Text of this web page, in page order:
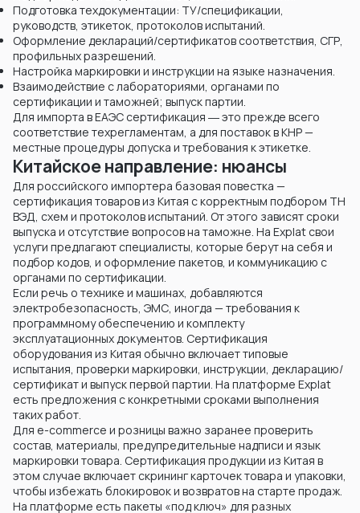
Подготовка техдокументации: ТУ/спецификации,
руководств, этикеток, протоколов испытаний.
Оформление деклараций/сертификатов соответствия, СГР,
профильных разрешений.
Настройка маркировки и инструкции на языке назначения.
Взаимодействие с лабораториями, органами по
сертификации и таможней; выпуск партии.
Для импорта в ЕАЭС сертификация ― это прежде всего
соответствие техрегламентам, а для поставок в КНР —
местные процедуры допуска и требования к этикетке.
Китайское направление: нюансы
Для российского импортера базовая повестка —
сертификация товаров из Китая с корректным подбором ТН
ВЭД, схем и протоколов испытаний. От этого зависят сроки
выпуска и отсутствие вопросов на таможне. На Explat свои
услуги предлагают специалисты, которые берут на себя и
подбор кодов, и оформление пакетов, и коммуникацию с
органами по сертификации.
Если речь о технике и машинах, добавляются
электробезопасность, ЭМС, иногда — требования к
программному обеспечению и комплекту
эксплуатационных документов. Сертификация
оборудования из Китая обычно включает типовые
испытания, проверки маркировки, инструкции, декларацию/
сертификат и выпуск первой партии. На платформе Explat
есть предложения с конкретными сроками выполнения
таких работ.
Для e-commerce и розницы важно заранее проверить
состав, материалы, предупредительные надписи и язык
маркировки товара. Сертификация продукции из Китая в
этом случае включает скрининг карточек товара и упаковки,
чтобы избежать блокировок и возвратов на старте продаж.
На платформе есть пакеты «под ключ» для разных